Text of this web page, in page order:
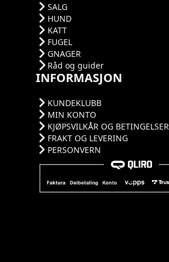
SALG
HUND
KATT
FUGEL
GNAGER
Råd og guider
INFORMASJON
KUNDEKLUBB
MIN KONTO
KJØPSVILKÅR OG BETINGELSER
FRAKT OG LEVERING
PERSONVERN